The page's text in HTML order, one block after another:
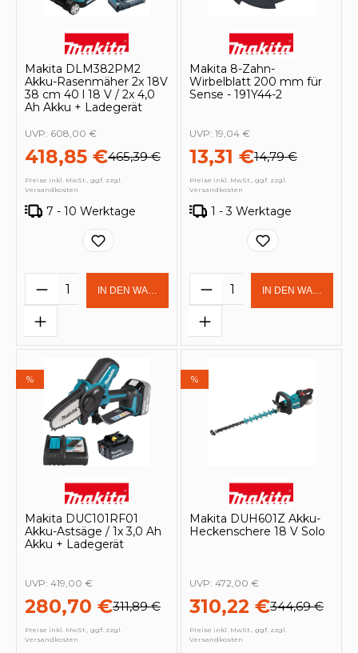
Makita DLM382PM2
Akku-Rasenmäher 2x 18V
38 cm 40 l 18 V / 2x 4,0
Ah Akku + Ladegerät
418,85 €465,39 €
UVP: 608,00 €
Preise inkl. MwSt., ggf. zzgl.
Versandkosten
7 - 10 Werktage
Produkt Anzahl: Gib den
IN DEN WARENKORB
Makita 8-Zahn-
Wirbelblatt 200 mm für
Sense - 191Y44-2
13,31 €14,79 €
UVP: 19,04 €
Preise inkl. MwSt., ggf. zzgl.
Versandkosten
1 - 3 Werktage
Produkt Anzahl:
IN DEN
%
Makita DUC101RF01
Akku-Astsäge / 1x 3,0 Ah
Akku + Ladegerät
280,70 €311,89 €
UVP: 419,00 €
Preise inkl. MwSt., ggf. zzgl.
Versandkosten
%
Makita DUH601Z Akku-
Heckenschere 18 V Solo
310,22 €344,69 €
UVP: 472,00 €
Preise inkl. MwSt., ggf. zzgl.
Versandkosten